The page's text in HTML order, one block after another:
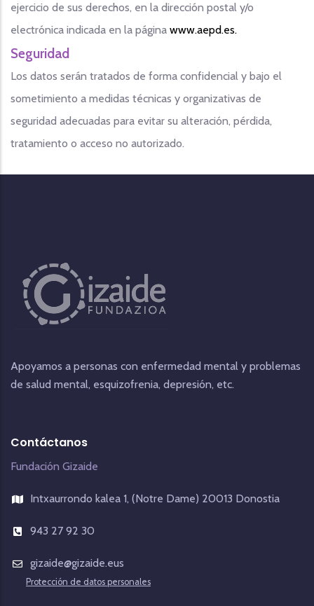
ejercicio de sus derechos, en la dirección postal y/o
electrónica indicada en la página www.aepd.es.
Seguridad
Los datos serán tratados de forma confidencial y bajo el
sometimiento a medidas técnicas y organizativas de
seguridad adecuadas para evitar su alteración, pérdida,
tratamiento o acceso no autorizado.
Apoyamos a personas con enfermedad mental y problemas
de salud mental, esquizofrenia, depresión, etc.
Contáctanos
Fundación Gizaide
Intxaurrondo kalea 1, (Notre Dame) 20013 Donostia
943 27 92 30
gizaide@gizaide.eus
Protección de datos personales